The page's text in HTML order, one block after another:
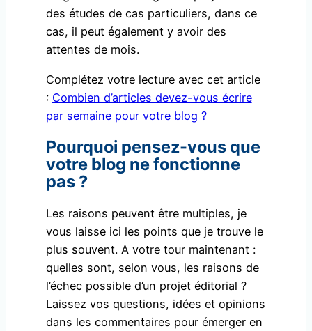
des études de cas particuliers, dans ce
cas, il peut également y avoir des
attentes de mois.
Complétez votre lecture avec cet article
: Combien d’articles devez-vous écrire
par semaine pour votre blog ?
Pourquoi pensez-vous que
votre blog ne fonctionne
pas ?
Les raisons peuvent être multiples, je
vous laisse ici les points que je trouve le
plus souvent. A votre tour maintenant :
quelles sont, selon vous, les raisons de
l’échec possible d’un projet éditorial ?
Laissez vos questions, idées et opinions
dans les commentaires pour émerger en